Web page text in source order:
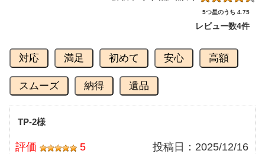
5つ星のうち 4.75
レビュー数4件
対応 満足 初めて 安心 高額
スムーズ 納得 遺品
TP-2様
評価 5 投稿日： 2025/12/16